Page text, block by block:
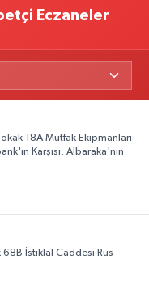
Eczaneler
18A Mutfak Ekipmanları
Karşısı, Albaraka'nın
68B İstiklal Caddesi Rus